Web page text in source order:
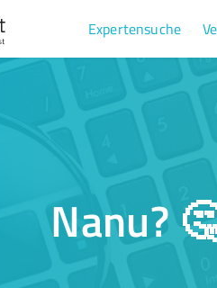
Expertensuche
Nanu?